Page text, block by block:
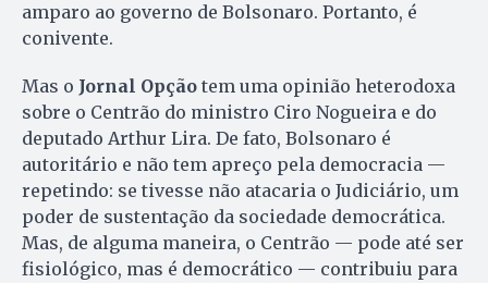
amparo ao governo de Bolsonaro. Portanto, é
conivente.
Mas o Jornal Opção tem uma opinião heterodoxa
sobre o Centrão do ministro Ciro Nogueira e do
deputado Arthur Lira. De fato, Bolsonaro é
autoritário e não tem apreço pela democracia —
repetindo: se tivesse não atacaria o Judiciário, um
poder de sustentação da sociedade democrática.
Mas, de alguma maneira, o Centrão — pode até ser
fisiológico, mas é democrático — contribuiu para